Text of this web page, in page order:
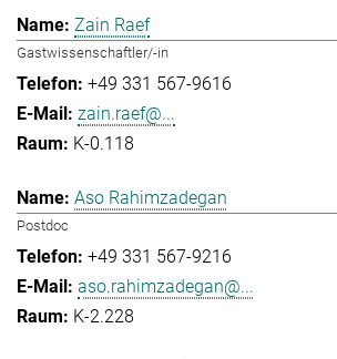
Zain Raef
Gastwissenschaftler/-in
+49 331 567-9616
zain.raef@...
K-0.118
Aso Rahimzadegan
Postdoc
+49 331 567-9216
aso.rahimzadegan@...
K-2.228